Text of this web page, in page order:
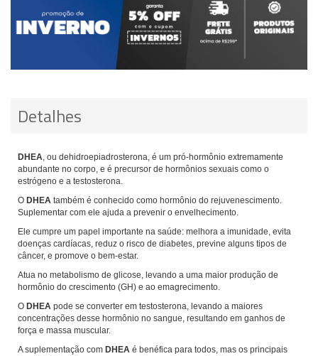
Detalhes
DHEA, ou dehidroepiadrosterona, é um pró-hormônio extremamente
abundante no corpo, e é precursor de hormônios sexuais como o
estrógeno e a testosterona.
O DHEA também é conhecido como hormônio do rejuvenescimento.
Suplementar com ele ajuda a prevenir o envelhecimento.
Ele cumpre um papel importante na saúde: melhora a imunidade, evita
doenças cardíacas, reduz o risco de diabetes, previne alguns tipos de
câncer, e promove o bem-estar.
Atua no metabolismo de glicose, levando a uma maior produção de
hormônio do crescimento (GH) e ao emagrecimento.
O DHEA pode se converter em testosterona, levando a maiores
concentrações desse hormônio no sangue, resultando em ganhos de
força e massa muscular.
A suplementação com DHEA é benéfica para todos, mas os principais